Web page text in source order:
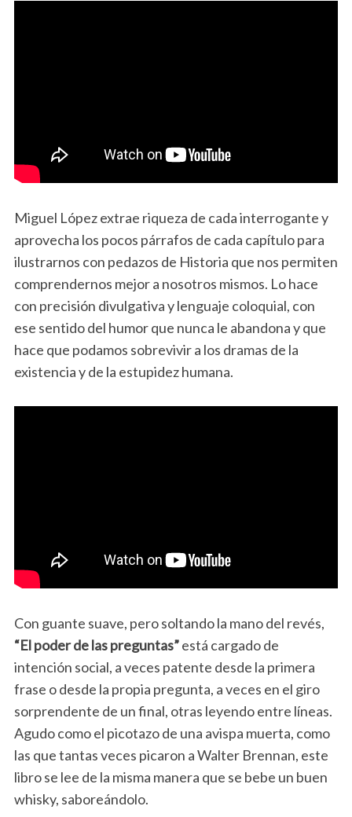
Miguel López extrae riqueza de cada interrogante y
aprovecha los pocos párrafos de cada capítulo para
ilustrarnos con pedazos de Historia que nos permiten
comprendernos mejor a nosotros mismos. Lo hace
con precisión divulgativa y lenguaje coloquial, con
ese sentido del humor que nunca le abandona y que
hace que podamos sobrevivir a los dramas de la
existencia y de la estupidez humana.
Con guante suave, pero soltando la mano del revés,
“El poder de las preguntas”está cargado de
intención social, a veces patente desde la primera
frase o desde la propia pregunta, a veces en el giro
sorprendente de un final, otras leyendo entre líneas.
Agudo como el picotazo de una avispa muerta, como
las que tantas veces picaron a Walter Brennan, este
libro se lee de la misma manera que se bebe un buen
whisky, saboreándolo.